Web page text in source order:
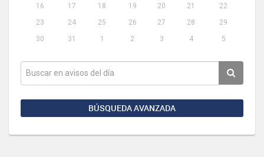
16
17 18 19 20 21
22
23
24 25 26 27 28
29
30
31 1 2 3 4 5
BÚSQUEDA AVANZADA